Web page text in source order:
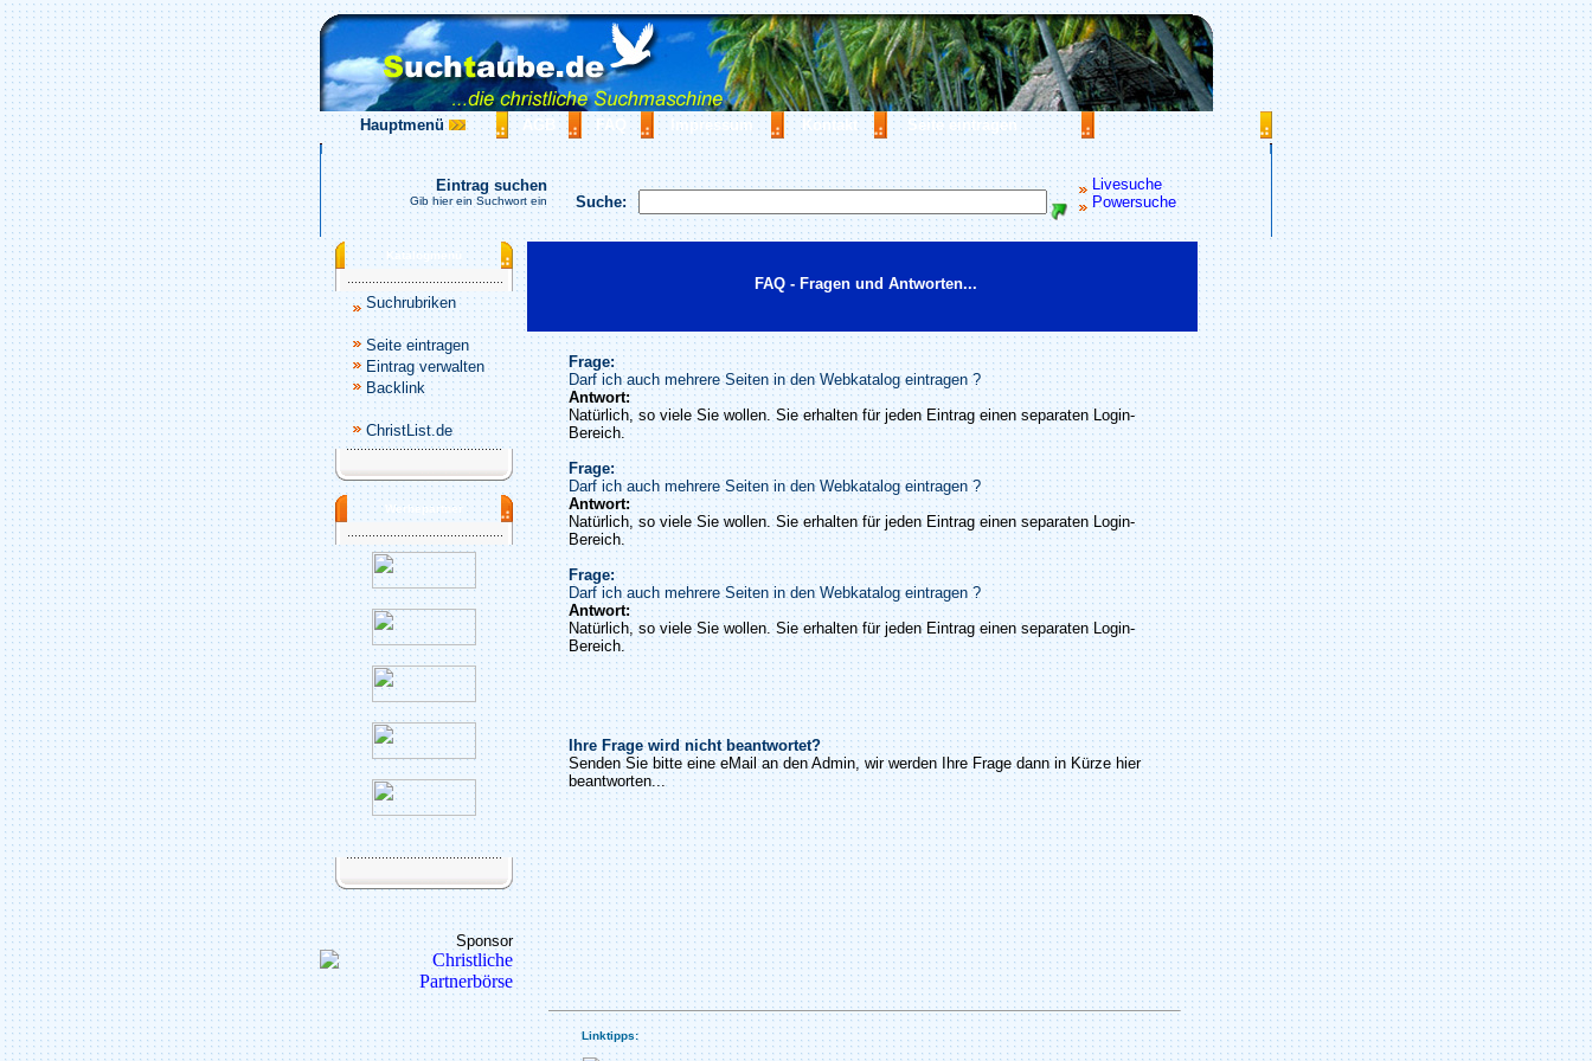
Hauptmenü AGB FAQ Impressum Kontakt Seite eintragen
Suche:
Livesuche
Powersuche
Eintrag suchen
Gib hier ein Suchwort ein
Katalogmenü
Suchrubriken
Seite eintragen
Eintrag verwalten
Backlink
ChristList.de
Werbepartner
Sponsor
FAQ - Fragen und Antworten...
Frage:
Darf ich auch mehrere Seiten in den Webkatalog eintragen ?
Antwort:
Natürlich, so viele Sie wollen. Sie erhalten für jeden Eintrag einen separaten Login-
Bereich.
Frage:
Darf ich auch mehrere Seiten in den Webkatalog eintragen ?
Antwort:
Natürlich, so viele Sie wollen. Sie erhalten für jeden Eintrag einen separaten Login-
Bereich.
Frage:
Darf ich auch mehrere Seiten in den Webkatalog eintragen ?
Antwort:
Natürlich, so viele Sie wollen. Sie erhalten für jeden Eintrag einen separaten Login-
Bereich.
Ihre Frage wird nicht beantwortet?
Senden Sie bitte eine eMail an den Admin, wir werden Ihre Frage dann in Kürze hier
beantworten...
Linktipps: